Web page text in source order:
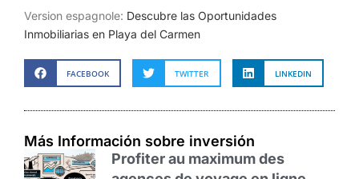
Version espagnole: Descubre las Oportunidades
Inmobiliarias en Playa del Carmen
FACEBOOK TWITTER LINKEDIN
Más Información sobre inversión
Profiter au maximum des